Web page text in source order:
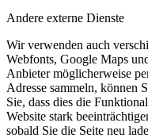
Andere externe Dienste
Wir verwenden auch
Webfonts, Google Maps
Anbieter möglicherweise
Adresse sammeln, können
Sie, dass dies die
Website stark
sobald Sie die Seite neu